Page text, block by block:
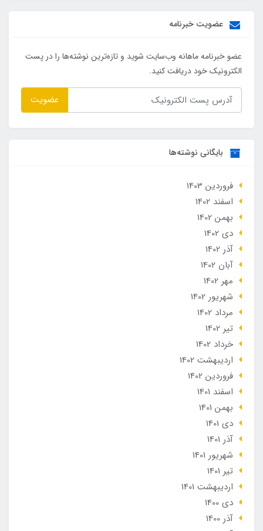
عضویت خبرنامه
عضو خبرنامه ماهانه وب‌سایت شوید و تازه‌ترین نوشته‌ها را در پست
الکترونیک خود دریافت کنید.
عضویت
بایگانی نوشته‌ها
فروردین 1403
اسفند 1402
بهمن 1402
دی 1402
آذر 1402
آبان 1402
مهر 1402
شهریور 1402
مرداد 1402
تير 1402
خرداد 1402
ارديبهشت 1402
فروردین 1402
اسفند 1401
بهمن 1401
دی 1401
آذر 1401
شهریور 1401
تير 1401
ارديبهشت 1401
دی 1400
آذر 1400